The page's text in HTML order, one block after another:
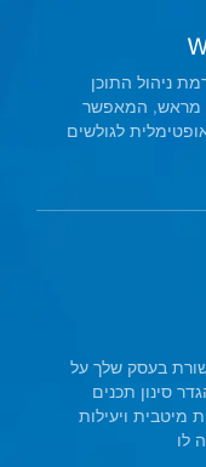
ניהול התוכן
מראש, המאפשר
לגולשים
בעסק שלך על
סינון תכנים
מיטבית ויעילות